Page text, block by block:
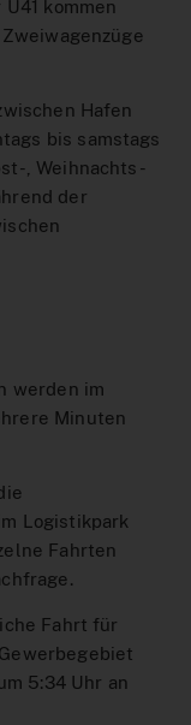
kommen
Hafen
bis samstags
, Weihnachts-
der
werden im
Minuten
Logistikpark
Fahrten
Fahrt für
5:34 Uhr an